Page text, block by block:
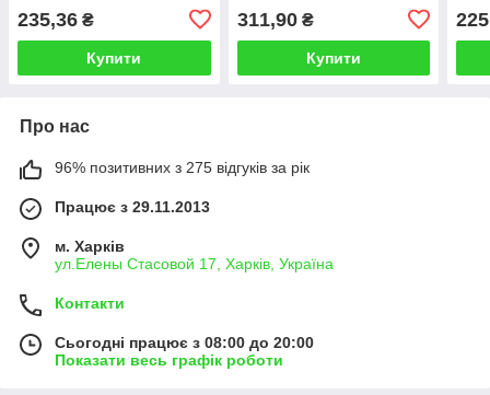
235,36 ₴
Купити
311,90₴
Купити
225
Про нас
96% позитивних з 275 відгуків за рік
Працює з 29.11.2013
м. Харків
ул.Елены Стасовой 17, Харків, Україна
Контакти
Сьогодні працює з 08:00 до 20:00
Показати весь графік роботи